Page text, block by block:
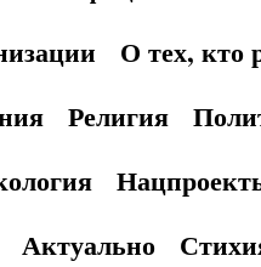
О тех, кто
Религия
Актуально